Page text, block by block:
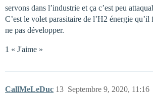
servons dans l’industrie et ça c’est peu
C’est le volet parasitaire de l’H2 énergie
ne pas développer.
1 « J'aime »
CallMeLeDuc Septembre 9, 2020, 11:16
13